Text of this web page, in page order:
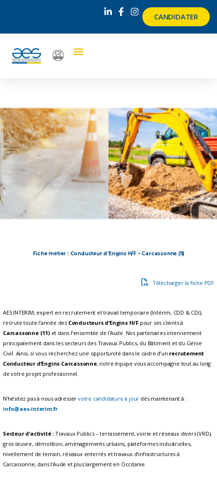
CANDIDATER
Fiche métier : Conducteur d’Engins H/F – Carcassonne (11)
Télécharger la fiche PDF
AES INTERIM, expert en recrutement et travail temporaire (Intérim, CDD & CDI),
recrute toute l’année des Conducteurs d’Engins H/F pour ses clients à
Carcassonne (11)et dans l’ensemble de l’Aude. Nos partenaires interviennent
principalement dans les secteurs des Travaux Publics, du Bâtiment et du Génie
Civil. Ainsi, si vous recherchez une opportunité dans le cadre d’un recrutement
Conducteur d’Engins Carcassonne, notre équipe vous accompagne tout au long
de votre projet professionnel.
N’hésitez pas à nous adresservotre candidature à jour dès maintenant à :
info@aes-interim.fr
Secteur d’activité : Travaux Publics – terrassement, voirie et réseaux divers (VRD),
gros œuvre, démolition, aménagements urbains, plateformes industrielles,
nivellement de terrain, réseaux enterrés et travaux d’infrastructures à
Carcassonne, dans l’Aude et plus largement en Occitanie.